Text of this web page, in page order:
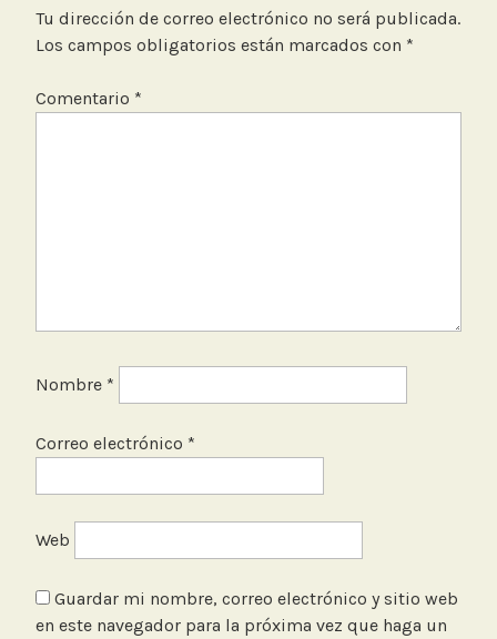
Tu dirección de correo electrónico no será publicada.
Los campos obligatorios están marcados con *
Comentario *
Nombre *
Correo electrónico *
Web
Guardar mi nombre, correo electrónico y sitio web
en este navegador para la próxima vez que haga un